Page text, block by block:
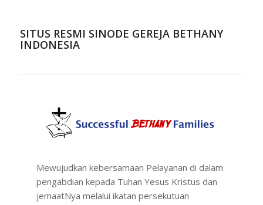
SITUS RESMI SINODE GEREJA BETHANY
INDONESIA
Mewujudkan kebersamaan Pelayanan di dalam
pengabdian kepada Tuhan Yesus Kristus dan
jemaatNya melalui ikatan persekutuan